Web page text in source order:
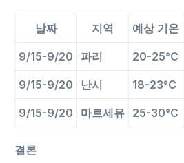
날짜 지역 예상 기온
9/15-9/20 파리 20-25°C
9/15-9/20 난시 18-23°C
9/15-9/20 마르세유 25-30°C
결론